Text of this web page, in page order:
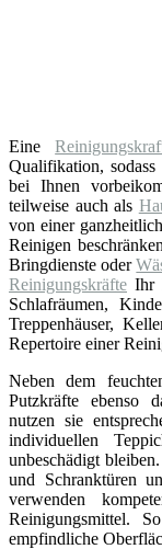
Eine
Qualifikation,
bei Ihnen
teilweise auch als
von einer
Reinigen
Bringdienste oder
Reinigungskräfte Ihr
Schlafräumen,
Treppenhäuser,
Repertoire einer
Neben dem
Putzkräfte ebenso
nutzen sie
individuellen
unbeschädigt
und Schranktüren
verwenden
Reinigungsmittel.
empfindliche